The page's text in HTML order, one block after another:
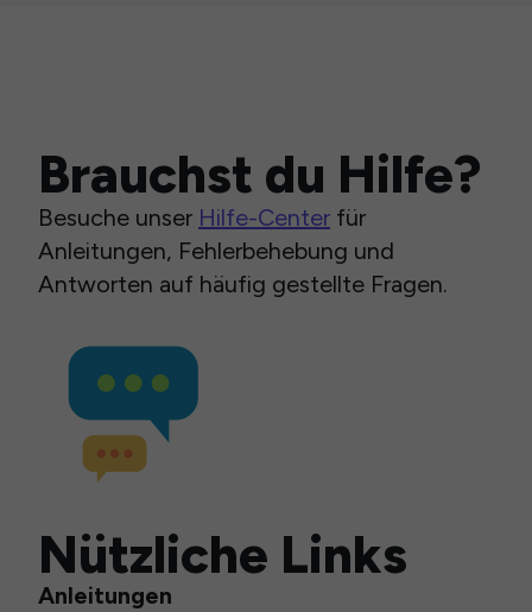
Brauchst du Hilfe?
Besuche unser Hilfe-Center für
Anleitungen, Fehlerbehebung und
Antworten auf häufig gestellte Fragen.
Nützliche Links
Anleitungen